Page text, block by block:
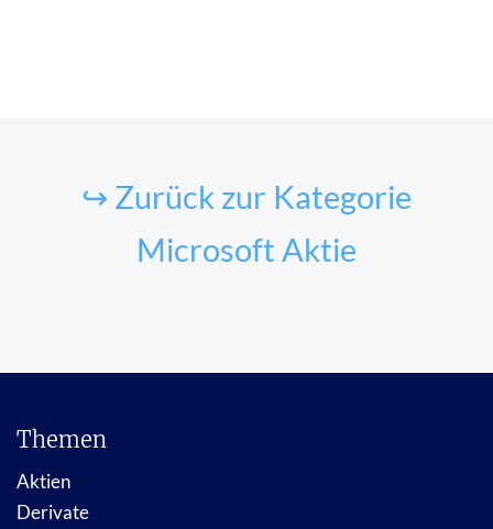
↪ Zurück zur Kategorie
Microsoft Aktie
Themen
Aktien
Derivate